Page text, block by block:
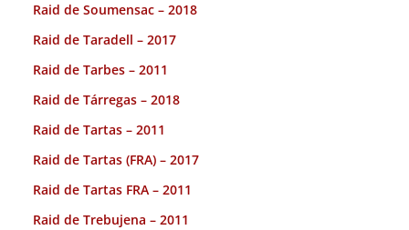
Raid de Soumensac – 2018
Raid de Taradell – 2017
Raid de Tarbes – 2011
Raid de Tárregas – 2018
Raid de Tartas – 2011
Raid de Tartas (FRA) – 2017
Raid de Tartas FRA – 2011
Raid de Trebujena – 2011